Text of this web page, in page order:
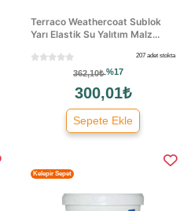
Terraco Weathercoat Sublok
Yarı Elastik Su Yalıtım Malz...
207 adet stokta
362,10₺%17
300,01₺
Sepete Ekle
Kelepir Sepet